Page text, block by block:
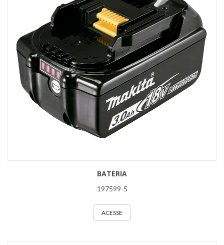
BATERIA
197599-5
ACESSE